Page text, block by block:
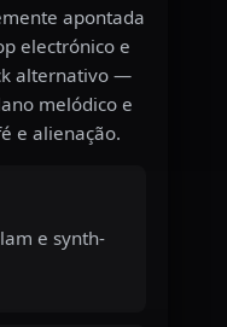
apontada
electrónico e
alternativo —
melódico e
e alienação.
e synth-